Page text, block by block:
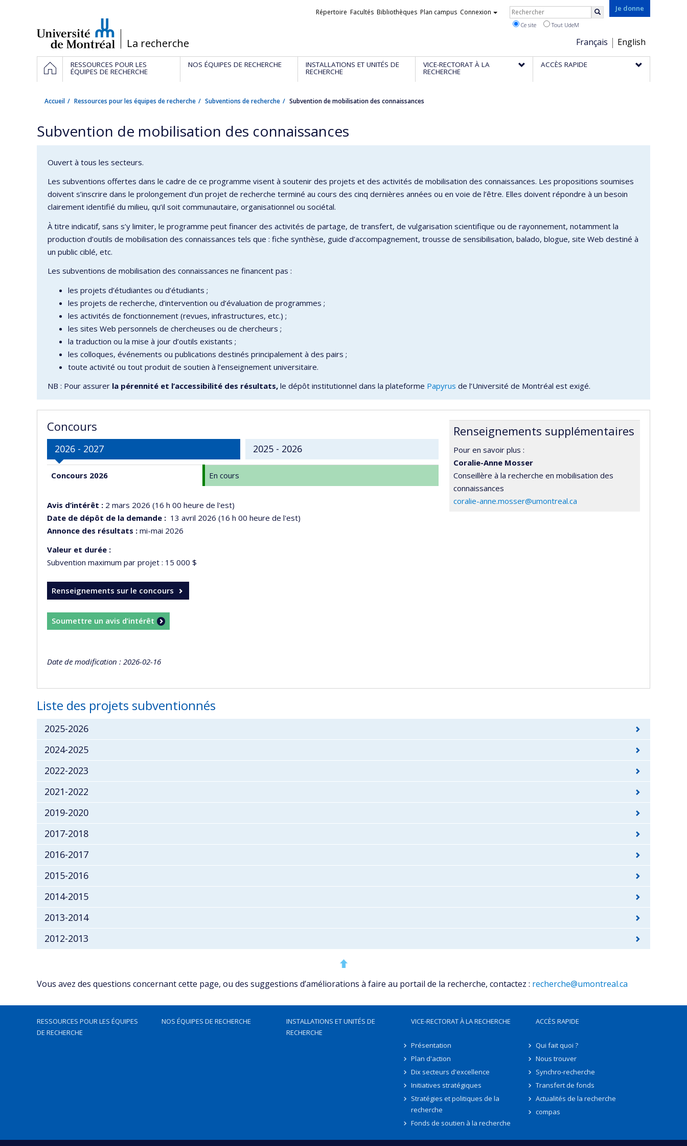
/La recherche
Je donne
Choix
de
la
Français English
Liens
Répertoire Facultés Bibliothèques Plan campus Connexion Rechercher
Ce site Tout UdeM
Navigation
principale
ACCUEILRESSOURCES POUR LES
ÉQUIPES DE RECHERCHE
NOS ÉQUIPES DE RECHERCHE INSTALLATIONS ET UNITÉS DE
RECHERCHE
VICE-RECTORAT À LA
RECHERCHE
ACCÈS RAPIDE
Accueil Ressources pour les équipes de recherche Subventions de recherche Subvention de mobilisation des connaissances
Subvention de mobilisation des connaissances
Ouvert à tous les secteurs.
Les subventions offertes dans le cadre de ce programme visent à soutenir des projets et des activités de mobilisation des connaissances. Les propositions soumises
doivent s’inscrire dans le prolongement d’un projet de recherche terminé au cours des cinq dernières années ou en voie de l’être. Elles doivent répondre à un besoin
clairement identifié du milieu, qu’il soit communautaire, organisationnel ou sociétal.
À titre indicatif, sans s’y limiter, le programme peut financer des activités de partage, de transfert, de vulgarisation scientifique ou de rayonnement, notamment la
production d’outils de mobilisation des connaissances tels que : fiche synthèse, guide d’accompagnement, trousse de sensibilisation, balado, blogue, site Web destiné à
un public ciblé, etc.
Les subventions de mobilisation des connaissances ne financent pas :
les projets d’étudiantes ou d’étudiants ;
les projets de recherche, d’intervention ou d’évaluation de programmes ;
les activités de fonctionnement (revues, infrastructures, etc.) ;
les sites Web personnels de chercheuses ou de chercheurs ;
la traduction ou la mise à jour d’outils existants ;
les colloques, événements ou publications destinés principalement à des pairs ;
toute activité ou tout produit de soutien à l’enseignement universitaire.
NB : Pour assurer la pérennité et l’accessibilité des résultats, le dépôt institutionnel dans la plateforme Papyrus de l’Université de Montréal est exigé.
Concours
2026 - 2027 2025 - 2026
Concours 2026 En cours
Avis d’intérêt : 2 mars 2026 (16 h 00 heure de l'est)
Date de dépôt de la demande : 13 avril 2026 (16 h 00 heure de l'est)
Annonce des résultats : mi-mai 2026
Valeur et durée :
Subvention maximum par projet : 15 000 $
Renseignements sur le concours
Soumettre un avis d’intérêt
Date de modification : 2026-02-16
Renseignements supplémentaires
Pour en savoir plus :
Coralie-Anne Mosser
Conseillère à la recherche en mobilisation des
connaissances
coralie-anne.mosser@umontreal.ca
Liste des projets subventionnés
2025-2026
2024-2025
2022-2023
2021-2022
2019-2020
2017-2018
2016-2017
2015-2016
2014-2015
2013-2014
2012-2013
Vous avez des questions concernant cette page, ou des suggestions d’améliorations à faire au portail de la recherche, contactez : recherche@umontreal.ca
RESSOURCES POUR LES ÉQUIPES
DE RECHERCHE
NOS ÉQUIPES DE RECHERCHE
INSTALLATIONS ET UNITÉS DE
RECHERCHE
VICE-RECTORAT À LA RECHERCHE
Présentation
Plan d'action
Dix secteurs d'excellence
Initiatives stratégiques
Stratégies et politiques de la
recherche
Fonds de soutien à la recherche
ACCÈS RAPIDE
Qui fait quoi ?
Nous trouver
Synchro-recherche
Transfert de fonds
Actualités de la recherche
compas